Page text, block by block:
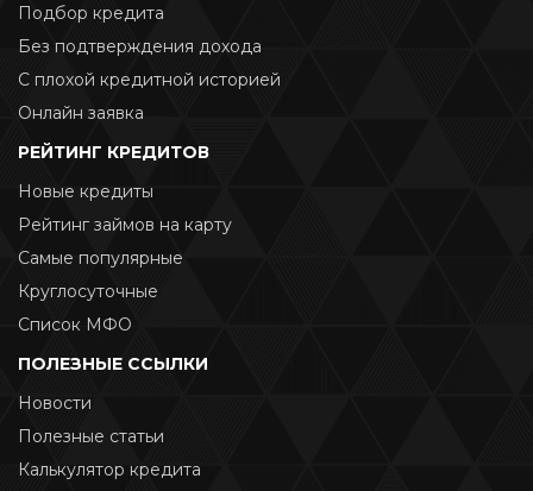
Подбор кредита
Без подтверждения дохода
С плохой кредитной историей
Онлайн заявка
РЕЙТИНГ КРЕДИТОВ
Новые кредиты
Рейтинг займов на карту
Самые популярные
Круглосуточные
Список МФО
ПОЛЕЗНЫЕ ССЫЛКИ
Новости
Полезные статьи
Калькулятор кредита